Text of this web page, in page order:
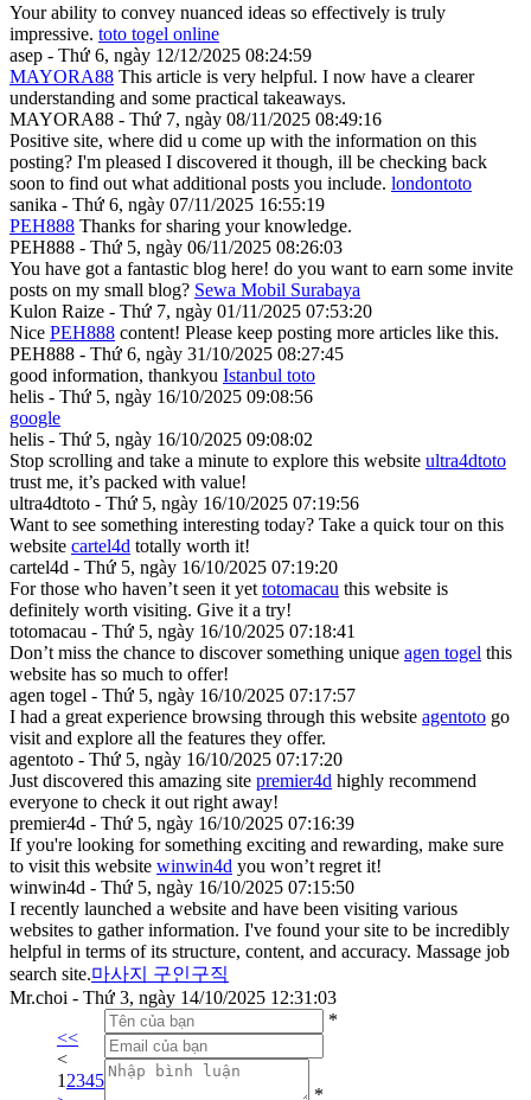
Your ability to convey nuanced ideas so effectively is truly
impressive. toto togel online
asep - Thứ 6, ngày 12/12/2025 08:24:59
MAYORA88 This article is very helpful. I now have a clearer
understanding and some practical takeaways.
MAYORA88 - Thứ 7, ngày 08/11/2025 08:49:16
Positive site, where did u come up with the information on this
posting? I'm pleased I discovered it though, ill be checking back
soon to find out what additional posts you include. londontoto
sanika - Thứ 6, ngày 07/11/2025 16:55:19
PEH888 Thanks for sharing your knowledge.
PEH888 - Thứ 5, ngày 06/11/2025 08:26:03
You have got a fantastic blog here! do you want to earn some invite
posts on my small blog? Sewa Mobil Surabaya
Kulon Raize - Thứ 7, ngày 01/11/2025 07:53:20
Nice PEH888 content! Please keep posting more articles like this.
PEH888 - Thứ 6, ngày 31/10/2025 08:27:45
good information, thankyou Istanbul toto
helis - Thứ 5, ngày 16/10/2025 09:08:56
google
helis - Thứ 5, ngày 16/10/2025 09:08:02
Stop scrolling and take a minute to explore this website ultra4dtoto
trust me, it’s packed with value!
ultra4dtoto - Thứ 5, ngày 16/10/2025 07:19:56
Want to see something interesting today? Take a quick tour on this
website cartel4d totally worth it!
cartel4d - Thứ 5, ngày 16/10/2025 07:19:20
For those who haven’t seen it yet totomacau this website is
definitely worth visiting. Give it a try!
totomacau - Thứ 5, ngày 16/10/2025 07:18:41
Don’t miss the chance to discover something unique agen togel this
website has so much to offer!
agen togel - Thứ 5, ngày 16/10/2025 07:17:57
I had a great experience browsing through this website agentoto go
visit and explore all the features they offer.
agentoto - Thứ 5, ngày 16/10/2025 07:17:20
Just discovered this amazing site premier4d highly recommend
everyone to check it out right away!
premier4d - Thứ 5, ngày 16/10/2025 07:16:39
If you're looking for something exciting and rewarding, make sure
to visit this website winwin4d you won’t regret it!
winwin4d - Thứ 5, ngày 16/10/2025 07:15:50
I recently launched a website and have been visiting various
websites to gather information. I've found your site to be incredibly
helpful in terms of its structure, content, and accuracy. Massage job
search site.마사지 구인구직
Mr.choi - Thứ 3, ngày 14/10/2025 12:31:03
<<
<
1 2345
*
*